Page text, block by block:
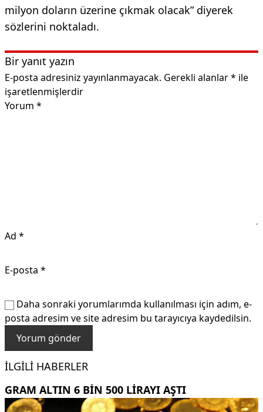
milyon doların üzerine çıkmak olacak” diyerek
sözlerini noktaladı.
Bir yanıt yazın
E-posta adresiniz yayınlanmayacak. Gerekli alanlar* ile
işaretlenmişlerdir
Yorum *
Ad *
E-posta *
Daha sonraki yorumlarımda kullanılması için adım, e-
posta adresim ve site adresim bu tarayıcıya kaydedilsin.
İLGILI HABERLER
GRAM ALTIN 6 BIN 500 LIRAYI AŞTI